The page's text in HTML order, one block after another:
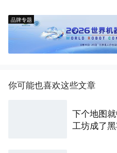
品牌专题
你可能也喜欢这些文章
下个地图
工坊成了